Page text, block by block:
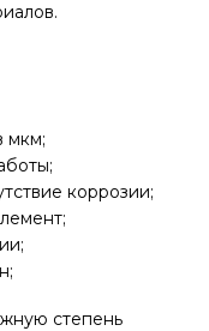
мкм;
коррозии;
степень